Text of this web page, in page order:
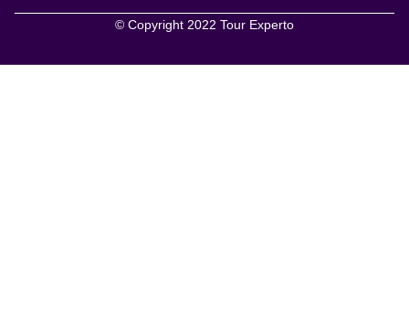
© Copyright 2022 Tour Experto